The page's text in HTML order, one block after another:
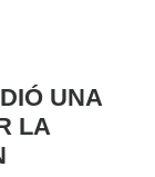
UNA
LA